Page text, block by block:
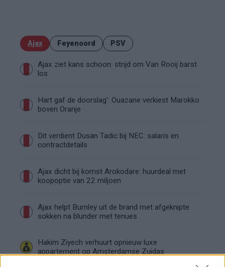
Ajax Feyenoord PSV
Ajax ziet kans schoon: strijd om Van Rooij barst
los
Hart gaf de doorslag': Ouazane verkiest Marokko
boven Oranje
Dit verdient Dusan Tadic bij NEC: salaris en
contractdetails
Ajax dicht bij komst Arokodare: huurdeal met
koopoptie van 22 miljoen
Ajax helpt Burnley uit de brand met afgeknipte
sokken na blunder met tenues
Hakim Ziyech verhuurt opnieuw luxe
appartement op Amsterdamse Zuidas